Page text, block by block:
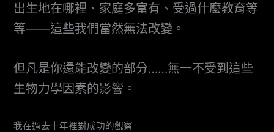
出生地在哪裡、家庭多富有、受過什麼教育等
等——這些我們當然無法改變。
但凡是你還能改變的部分……無一不受到這些
生物力學因素的影響。
我在過去十年裡對成功的觀察